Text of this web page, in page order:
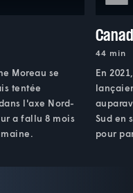
Moreau se
tentée
l'axe Nord-
a fallu 8 mois
44 min
En
Sud en
pour